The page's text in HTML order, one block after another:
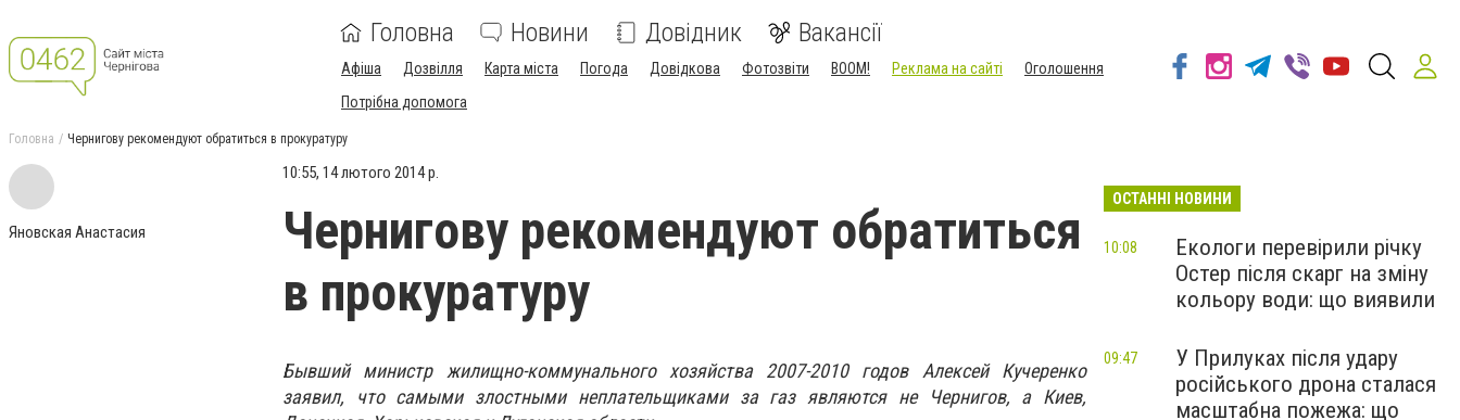
Головна Новини Довідник Вакансії
Афіша Дозвілля Карта міста Погода Довідкова Фотозвіти BOOM! Реклама на сайті
Оголошення
Потрібна допомога
Головна Чернигову рекомендуют обратиться в прокуратуру
Яновская Анастасия
10:55, 14 лютого 2014 р.
Чернигову рекомендуют обратиться
в прокуратуру
Бывший министр жилищно-коммунального хозяйства 2007-2010 годов Алексей Кучеренко
заявил, что самыми злостными неплательщиками за газ являются не Чернигов, а Киев,
ОСТАННІ НОВИНИ
Екологи перевірили річку
Остер після скарг на зміну
кольору води: що виявили
10:08
У Прилуках після удару
російського дрона сталася
масштабна пожежа: що
09:47